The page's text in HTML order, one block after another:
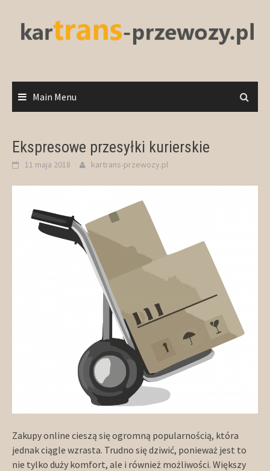
content
Main Menu
Ekspresowe przesyłki kurierskie
11 maja 2018 kartrans-przewozy.pl
Zakupy online cieszą się ogromną popularnością, która
jednak ciągle wzrasta. Trudno się dziwić, ponieważ jest to
nie tylko duży komfort, ale i również możliwości. Większy